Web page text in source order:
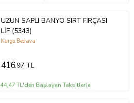
UZUN SAPLI BANYO SIRT FIRÇASI
LİF (5343)
Kargo Bedava
416,97 TL
44,47 TL'den Başlayan Taksitlerle